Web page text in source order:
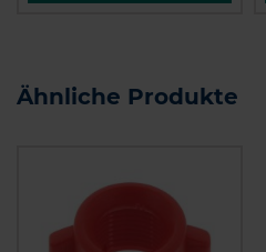
Ähnliche Produkte